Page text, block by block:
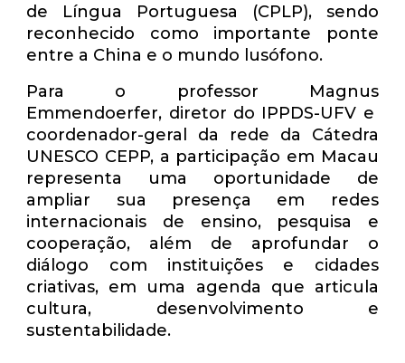
de Língua Portuguesa (CPLP), sendo
reconhecido como importante ponte
entre a China e o mundo lusófono.
Para o professor Magnus
Emmendoerfer, diretor do IPPDS-UFV e
coordenador-geral da rede da Cátedra
UNESCO CEPP, a participação em Macau
representa uma oportunidade de
ampliar sua presença em redes
internacionais de ensino, pesquisa e
cooperação, além de aprofundar o
diálogo com instituições e cidades
criativas, em uma agenda que articula
cultura, desenvolvimento e
sustentabilidade.